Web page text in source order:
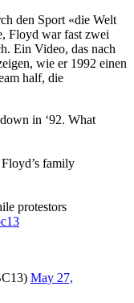
den Sport «die Welt
Floyd war fast zwei
Ein Video, das nach
wie er 1992 einen
half, die
in ‘92. What
family
protestors
May 27,